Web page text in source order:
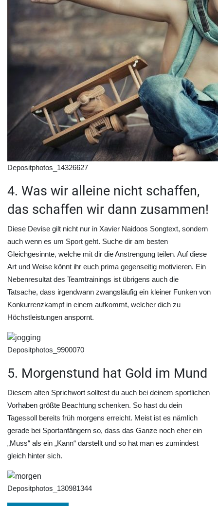
Depositphotos_14326627
4. Was wir alleine nicht schaffen,
das schaffen wir dann zusammen!
Diese Devise gilt nicht nur in Xavier Naidoos Songtext, sondern
auch wenn es um Sport geht. Suche dir am besten
Gleichgesinnte, welche mit dir die Anstrengung teilen. Auf diese
Art und Weise könnt ihr euch prima gegenseitig motivieren. Ein
Nebenresultat des Teamtrainings ist übrigens auch die
Tatsache, dass irgendwann zwangsläufig ein kleiner Funken von
Konkurrenzkampf in einem aufkommt, welcher dich zu
Höchstleistungen anspornt.
Depositphotos_9900070
5. Morgenstund hat Gold im Mund
Diesem alten Sprichwort solltest du auch bei deinem sportlichen
Vorhaben größte Beachtung schenken. So hast du dein
Tagessoll bereits früh morgens erreicht. Meist ist es nämlich
gerade bei Sportanfängern so, dass das Ganze noch eher ein
„Muss“ als ein „Kann“ darstellt und so hat man es zumindest
gleich hinter sich.
Depositphotos_130981344